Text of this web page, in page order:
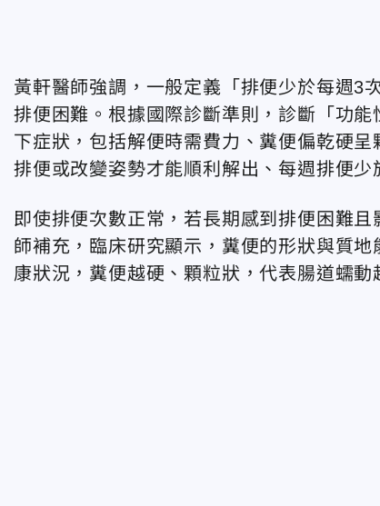
黃軒醫師強調，一般定義「排便少於每週3
排便困難。根據國際診斷準則，診斷「功
下症狀，包括解便時需費力、糞便偏乾硬
排便或改變姿勢才能順利解出、每週排便
即使排便次數正常，若長期感到排便困難
師補充，臨床研究顯示，糞便的形狀與質
康狀況，糞便越硬、顆粒狀，代表腸道蠕